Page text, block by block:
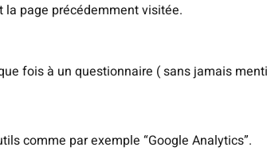
la page précédemment visitée.
fois à un questionnaire ( sans jamais
comme par exemple “Google Analytics”.